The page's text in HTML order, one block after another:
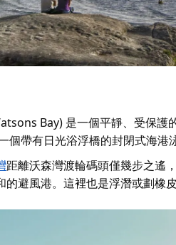
Bay) 是一個平靜、受保護
個帶有日光浴浮橋的封閉式海港
距離沃森灣渡輪碼頭僅幾步之遙
的避風港。這裡也是浮潛或劃橡